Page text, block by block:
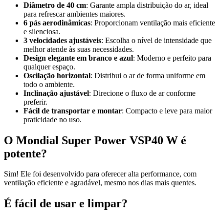
Diâmetro de 40 cm: Garante ampla distribuição do ar, ideal
para refrescar ambientes maiores.
6 pás aerodinâmicas: Proporcionam ventilação mais eficiente
e silenciosa.
3 velocidades ajustáveis: Escolha o nível de intensidade que
melhor atende às suas necessidades.
Design elegante em branco e azul: Moderno e perfeito para
qualquer espaço.
Oscilação horizontal: Distribui o ar de forma uniforme em
todo o ambiente.
Inclinação ajustável: Direcione o fluxo de ar conforme
preferir.
Fácil de transportar e montar: Compacto e leve para maior
praticidade no uso.
O Mondial Super Power VSP40 W é
potente?
Sim! Ele foi desenvolvido para oferecer alta performance, com
ventilação eficiente e agradável, mesmo nos dias mais quentes.
É fácil de usar e limpar?